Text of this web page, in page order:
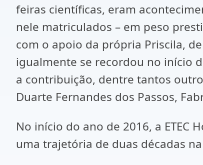
feiras científicas, eram
nele matriculados – em peso
com o apoio da própria Priscila,
igualmente se recordou no início
a contribuição, dentre tantos
Duarte Fernandes dos Passos,
No início do ano de 2016, a
uma trajetória de duas décadas